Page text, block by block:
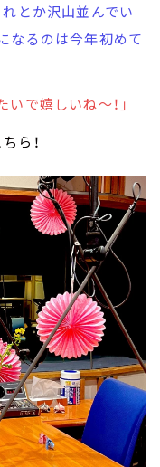
れとか沢山並んでい
なるのは今年初めて
で嬉しいね～！」
ら！